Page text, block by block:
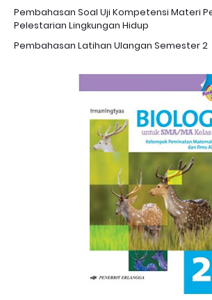
Pembahasan Soal Uji Kompetensi Materi
Pelestarian Lingkungan Hidup
Pembahasan Latihan Ulangan Semester 2